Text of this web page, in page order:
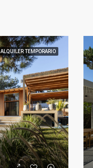
ALQUILER TEMPORARIO